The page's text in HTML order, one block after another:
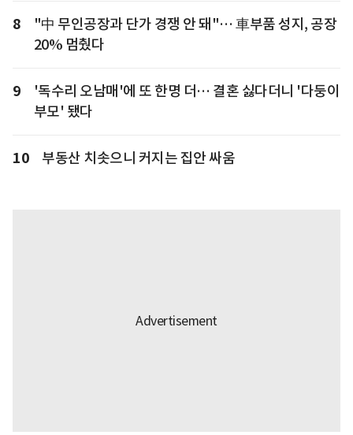
8
"中 무인공장과 단가 경쟁 안 돼"… 車부품 성지, 공장
20% 멈췄다
9
'독수리 오남매'에 또 한명 더… 결혼 싫다더니 '다둥이
부모' 됐다
10 부동산 치솟으니 커지는 집안 싸움